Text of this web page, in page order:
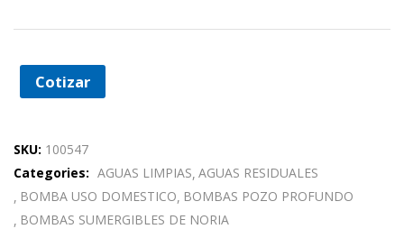
Cotizar
SKU: 100547
Categories: AGUAS LIMPIAS AGUAS RESIDUALES
BOMBA USO DOMESTICO BOMBAS POZO PROFUNDO
BOMBAS SUMERGIBLES DE NORIA